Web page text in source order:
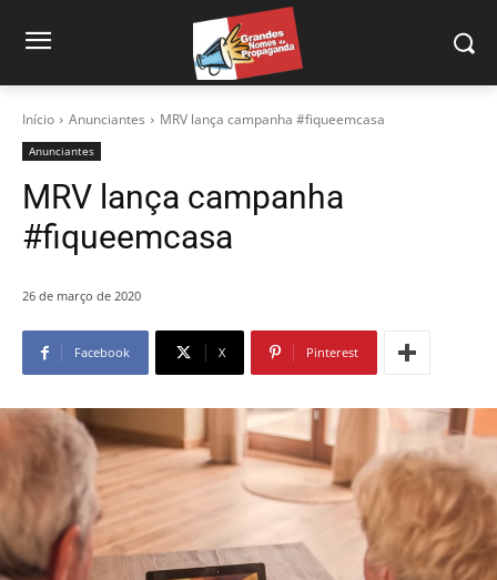
Início Anunciantes MRV lança campanha #fiqueemcasa
Anunciantes
MRV lança campanha
#fiqueemcasa
26 de março de 2020
Facebook X Pinterest